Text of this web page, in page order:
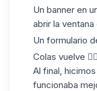
Un banner en
abrir la
Un formulario
Colas vuelve 👇🏼
Al final,
funcionaba